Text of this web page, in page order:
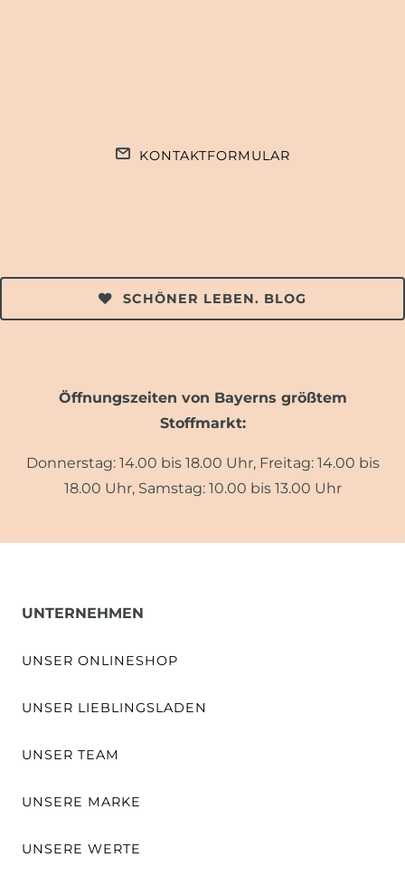
KONTAKTFORMULAR
SCHÖNER LEBEN. BLOG
Öffnungszeiten von Bayerns größtem
Stoffmarkt:
Donnerstag: 14.00 bis 18.00 Uhr, Freitag: 14.00 bis
18.00 Uhr, Samstag: 10.00 bis 13.00 Uhr
UNTERNEHMEN
UNSER ONLINESHOP
UNSER LIEBLINGSLADEN
UNSER TEAM
UNSERE MARKE
UNSERE WERTE